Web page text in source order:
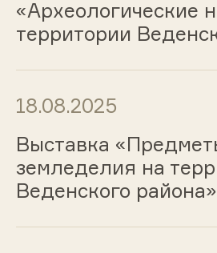
«Археологические
территории
18.08.2025
Выставка
земледелия на
Веденского района»